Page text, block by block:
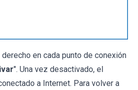
en cada punto de conexión
". Una vez desactivado, el
a Internet. Para volver a